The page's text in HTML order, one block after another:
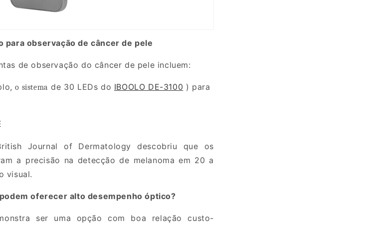
observação de câncer de pele
de observação do câncer de pele incluem:
o sistema de 30 LEDs do IBOOLO DE-3100 ) para
Journal of Dermatology descobriu que os
a precisão na detecção de melanoma em 20 a
visual.
oferecer alto desempenho óptico?
ser uma opção com boa relação custo-